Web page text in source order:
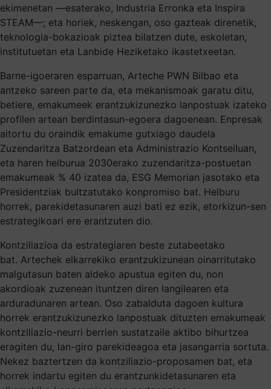
ekimenetan —esaterako, Industria Erronka eta Inspira
STEAM—; eta horiek, neskengan, oso gazteak direnetik,
teknologia-bokazioak piztea bilatzen dute, eskoletan,
institutuetan eta Lanbide Heziketako ikastetxeetan.
Barne-igoeraren esparruan, Arteche PWN Bilbao eta
antzeko sareen parte da, eta mekanismoak garatu ditu,
betiere, emakumeek erantzukizunezko lanpostuak izateko
profilen artean berdintasun-egoera dagoenean. Enpresak
aitortu du oraindik emakume gutxiago daudela
Zuzendaritza Batzordean eta Administrazio Kontseiluan,
eta haren helburua 2030erako zuzendaritza-postuetan
emakumeak % 40 izatea da, ESG Memorian jasotako eta
Presidentziak bultzatutako konpromiso bat. Helburu
horrek, parekidetasunaren auzi bati ez ezik, etorkizun-sen
estrategikoari ere erantzuten dio.
Kontziliazioa da estrategiaren beste zutabeetako
bat. Artechek elkarrekiko erantzukizunean oinarritutako
malgutasun baten aldeko apustua egiten du, non
akordioak zuzenean ituntzen diren langilearen eta
arduradunaren artean. Oso zabalduta dagoen kultura
horrek erantzukizunezko lanpostuak dituzten emakumeak
kontziliazio-neurri berrien sustatzaile aktibo bihurtzea
eragiten du, lan-giro parekideagoa eta jasangarria sortuta.
Nekez baztertzen da kontziliazio-proposamen bat, eta
horrek indartu egiten du erantzunkidetasunaren eta